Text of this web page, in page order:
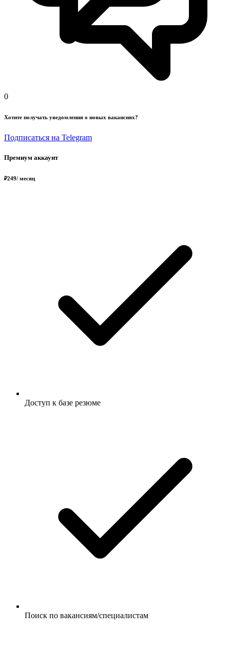
0
Хотите получать уведомления о новых вакансиях?
Подписаться на Telegram
Премиум аккаунт
₽249/ месяц
Доступ к базе резюме
Поиск по вакансиям/специалистам